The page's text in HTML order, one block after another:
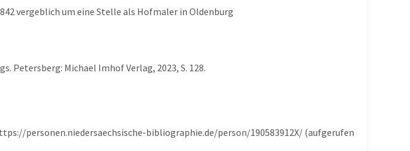
vergeblich um eine Stelle als Hofmaler in Oldenburg
Petersberg: Michael Imhof Verlag, 2023, S. 128.
personen.niedersaechsische-bibliographie.de/person/190583912X/ (aufgerufen